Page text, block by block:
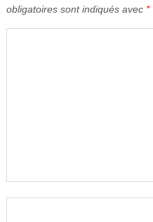
obligatoires sont indiqués avec *